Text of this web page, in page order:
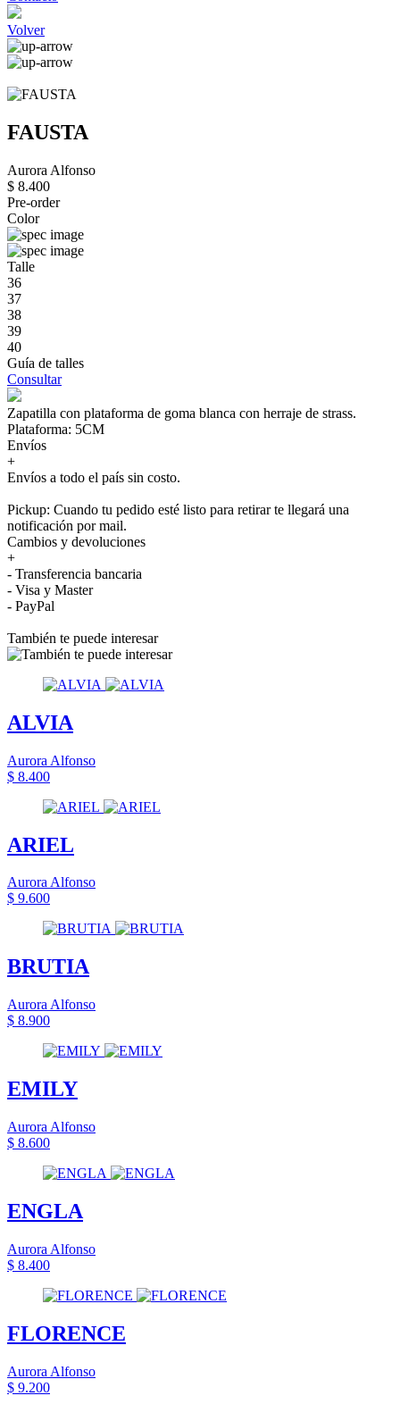
Volver
FAUSTA
Aurora Alfonso
$ 8.400
Pre-order
Color
Talle
36
37
38
39
40
Guía de talles
Consultar
Zapatilla con plataforma de goma blanca con herraje de strass.
Plataforma: 5CM
Envíos
+
Envíos a todo el país sin costo.
Pickup: Cuando tu pedido esté listo para retirar te llegará una
notificación por mail.
Cambios y devoluciones
+
- Transferencia bancaria
- Visa y Master
- PayPal
También te puede interesar
ALVIA
Aurora Alfonso
$ 8.400
ARIEL
Aurora Alfonso
$ 9.600
BRUTIA
Aurora Alfonso
$ 8.900
EMILY
Aurora Alfonso
$ 8.600
ENGLA
Aurora Alfonso
$ 8.400
FLORENCE
Aurora Alfonso
$ 9.200